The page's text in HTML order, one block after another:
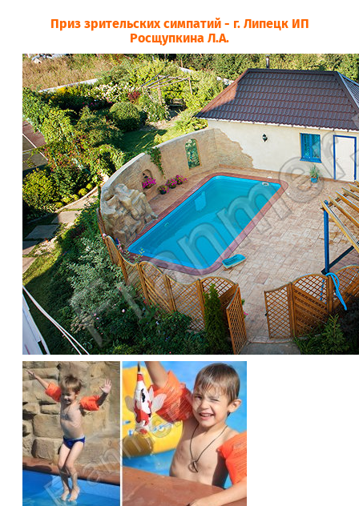
Приз зрительских симпатий - г. Липецк ИП
Росщупкина Л.А.